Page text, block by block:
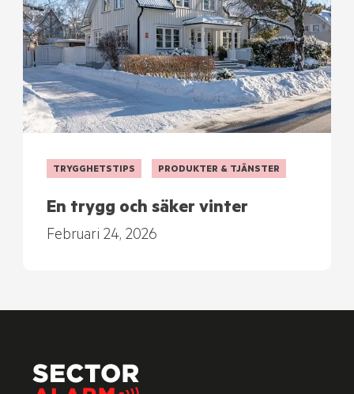
TRYGGHETSTIPS PRODUKTER & TJÄNSTER
En trygg och säker vinter
Februari 24, 2026